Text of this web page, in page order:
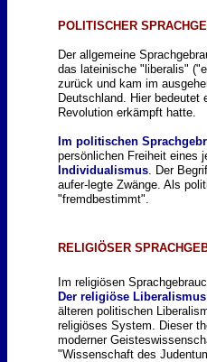
POLITISCHER
Der allgemeine
das lateinische "liberalis"
zurück und kam im
Deutschland. Hier
Revolution erkämpft hatte.
Im politischen
persönlichen Freiheit eines
Individualismus. Der
aufer-legte Zwänge. Als
"fremdbestimmt".
RELIGIÖSER
Im religiösen
Der religiöse Liberalismus
älteren politischen
religiöses System. Dieser
moderner
"Wissenschaft des